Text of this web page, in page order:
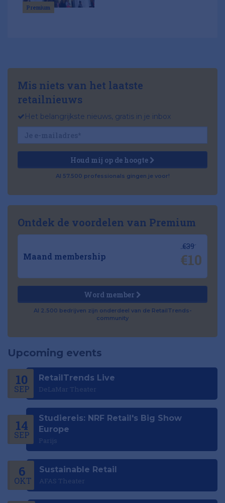
Premium
Mis niets van het laatste
retailnieuws
Het belangrijkste nieuws, gratis in je inbox
Houd mij op de hoogte
Al 57.500 professionals gingen je voor!
Ontdek de voordelen van Premium
Maand membership
€39
€10
Word member
Al 2.500 bedrijven zijn onderdeel van de RetailTrends-
community
Upcoming events
10
SEP
RetailTrends Live
DeLaMar Theater
14
SEP
Studiereis: NRF Retail's Big Show
Europe
Parijs
6
OKT
Sustainable Retail
AFAS Theater